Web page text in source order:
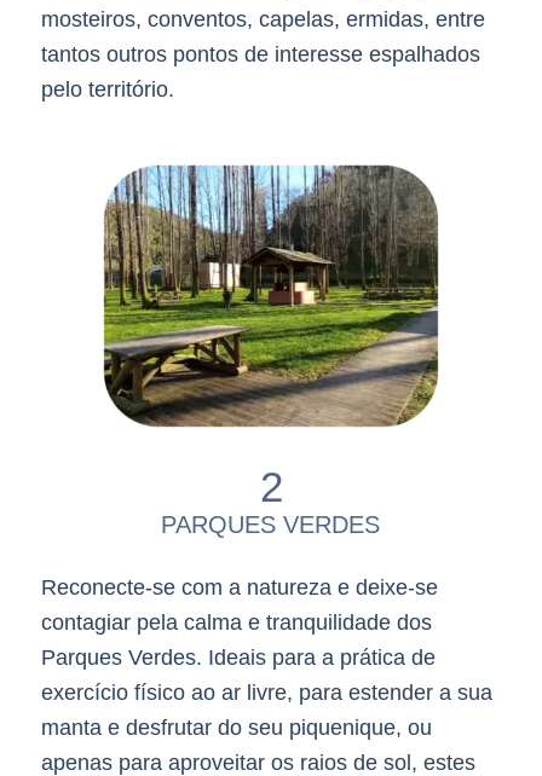
mosteiros, conventos, capelas, ermidas, entre
tantos outros pontos de interesse espalhados
pelo território.
2
PARQUES VERDES
Reconecte-se com a natureza e deixe-se
contagiar pela calma e tranquilidade dos
Parques Verdes. Ideais para a prática de
exercício físico ao ar livre, para estender a sua
manta e desfrutar do seu piquenique, ou
apenas para aproveitar os raios de sol, estes